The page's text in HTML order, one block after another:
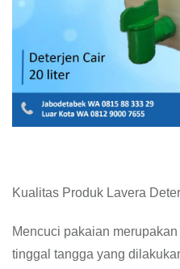
Kualitas Produk Lavera
Mencuci pakaian
tinggal tangga yang